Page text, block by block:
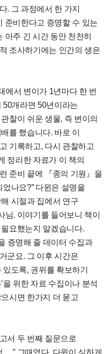
. 그 과정에서 한 가지
준비한다고 증명할 수 있는
아주 긴 시간 동안 천천히
조사하기에는 인간의 생은
에서 변이가 1년마다 한 번
50개라면 50년이라는
찰이 쉬운 생물, 즉 변이의
를 했습니다. 바로 이
기록하고, 다시 관찰하고
정리한 자료가 이 책의
준비 끝에 『종의 기원』을
나요?” 다윈은 설명을
시절과 집에서 연구
님. 이야기를 들어보니 책이
요했는지 알겠습니다.
증명해 줄 데이터 수집과
군요. 그 이후 시간은
있도록, 권위를 확보하기
을 위한 자료 수집이나 분석
시면 한가지 더 묻고
서 두 번째 질문으로
….” 그때였다. 다윈이 심하게